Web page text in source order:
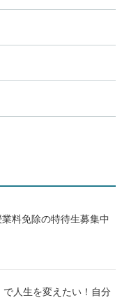
料免除の特待生募集中
で人生を変えたい！自分